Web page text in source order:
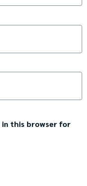
in this browser for